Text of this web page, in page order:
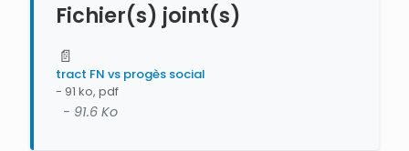
Fichier(s) joint(s)
📄
tract FN vs progès social
- 91 ko, pdf
- 91.6 Ko